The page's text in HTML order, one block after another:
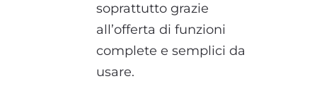
soprattutto grazie
all’offerta di funzioni
complete e semplici da
usare.